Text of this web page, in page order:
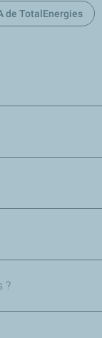
de TotalEnergies
?